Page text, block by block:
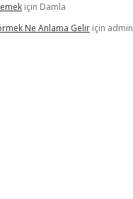
için Damla
Ne Anlama Gelir için admin